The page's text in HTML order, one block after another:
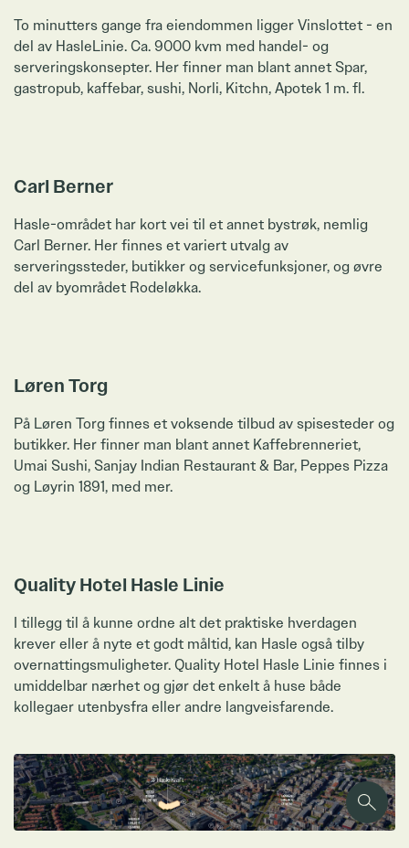
To minutters gange fra eiendommen ligger Vinslottet - en
del av HasleLinie. Ca. 9000 kvm med handel- og
serveringskonsepter. Her finner man blant annet Spar,
gastropub, kaffebar, sushi, Norli, Kitchn, Apotek 1 m. fl.
Carl Berner
Hasle-området har kort vei til et annet bystrøk, nemlig
Carl Berner. Her finnes et variert utvalg av
serveringssteder, butikker og servicefunksjoner, og øvre
del av byområdet Rodeløkka.
Løren Torg
På Løren Torg finnes et voksende tilbud av spisesteder og
butikker. Her finner man blant annet Kaffebrenneriet,
Umai Sushi, Sanjay Indian Restaurant & Bar, Peppes Pizza
og Løyrin 1891, med mer.
Quality Hotel Hasle Linie
I tillegg til å kunne ordne alt det praktiske hverdagen
krever eller å nyte et godt måltid, kan Hasle også tilby
overnattingsmuligheter. Quality Hotel Hasle Linie finnes i
umiddelbar nærhet og gjør det enkelt å huse både
kollegaer utenbysfra eller andre langveisfarende.
Zoom